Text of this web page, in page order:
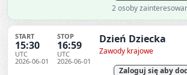
2 osoby
START
15:30
UTC
2026-06-01
STOP
16:59
UTC
2026-06-01
Dzień Dziecka
Zawody krajowe
Zaloguj się aby